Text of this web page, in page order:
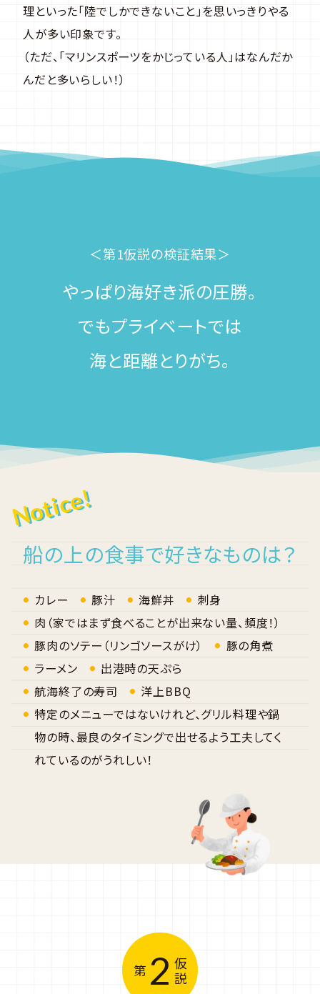
理といった「陸でしかできないこと」を思いっきりやる
人が多い印象です。
（ただ、「マリンスポーツをかじっている人」はなんだか
んだと多いらしい！）
＜第1仮説の検証結果＞
やっぱり海好き派の圧勝。
でもプライベートでは
海と距離とりがち。
Notice!
船の上の食事で好きなものは？
カレー 豚汁 海鮮丼
刺身
肉（家ではまず食べることが出来ない量、頻度！）
豚肉のソテー（リンゴソースがけ）
豚の角煮
ラーメン
出港時の天ぷら
航海終了の寿司
洋上BBQ
特定のメニューではないけれど、グリル料理や鍋
物の時、最良のタイミングで出せるよう工夫してく
れているのがうれしい！
第 2 仮
説